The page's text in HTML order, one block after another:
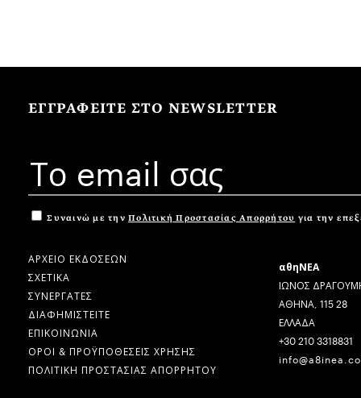
ΕΓΓΡΑΦΕΙΤΕ ΣΤΟ NEWSLETTER
Συναινώ με την Πολιτική Προστασίας Απορρήτου για την
ΑΡΧΕΙΟ ΕΚΔΟΣΕΩΝ
ΣΧΕΤΙΚΑ
ΣΥΝΕΡΓΑΤΕΣ
ΔΙΑΦΗΜΙΣΤΕΙΤΕ
ΕΠΙΚΟΙΝΩΝΙΑ
ΟΡΟΙ & ΠΡΟΫΠΟΘΕΣΕΙΣ ΧΡΗΣΗΣ
ΠΟΛΙΤΙΚΗ ΠΡΟΣΤΑΣΙΑΣ ΑΠΟΡΡΗΤΟΥ
αθηΝΕΑ
ΙΩΝΟΣ
ΑΘΗΝΑ, 115 28
ΕΛΛΑΔΑ
+30 210 3318831